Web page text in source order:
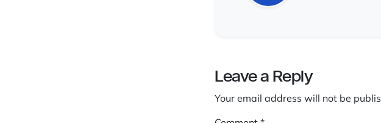
Leave a Reply
Your email address will not be